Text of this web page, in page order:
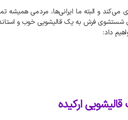
می‌کند و البته ما ایرانی‌ها، مردمی همیشه
شستشوی فرش به یک قالیشویی خوب و
داد:
ارکیده